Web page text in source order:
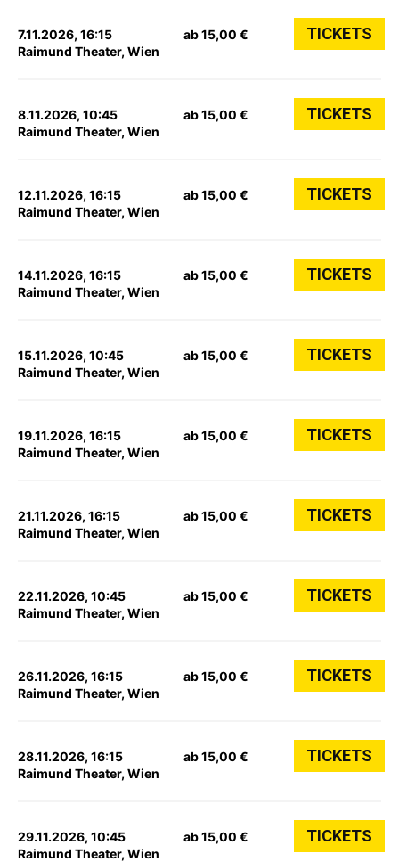
7.11.2026, 16:15
Raimund Theater, Wien
ab 15,00 € TICKETS
8.11.2026, 10:45
Raimund Theater, Wien
ab 15,00 € TICKETS
12.11.2026, 16:15
Raimund Theater, Wien
ab 15,00 € TICKETS
14.11.2026, 16:15
Raimund Theater, Wien
ab 15,00 € TICKETS
15.11.2026, 10:45
Raimund Theater, Wien
ab 15,00 € TICKETS
19.11.2026, 16:15
Raimund Theater, Wien
ab 15,00 € TICKETS
21.11.2026, 16:15
Raimund Theater, Wien
ab 15,00 € TICKETS
22.11.2026, 10:45
Raimund Theater, Wien
ab 15,00 € TICKETS
26.11.2026, 16:15
Raimund Theater, Wien
ab 15,00 € TICKETS
28.11.2026, 16:15
Raimund Theater, Wien
ab 15,00 € TICKETS
29.11.2026, 10:45
Raimund Theater, Wien
ab 15,00 € TICKETS